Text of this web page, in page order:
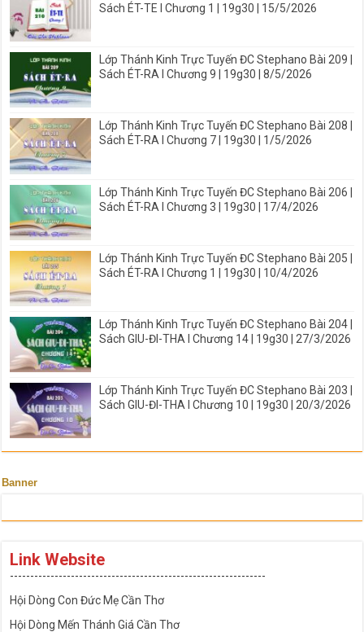
Sách ÉT-TE I Chương 1 | 19g30 | 15/5/2026
Lớp Thánh Kinh Trực Tuyến ĐC Stephano Bài 209 |
Sách ÉT-RA I Chương 9 | 19g30 | 8/5/2026
Lớp Thánh Kinh Trực Tuyến ĐC Stephano Bài 208 |
Sách ÉT-RA I Chương 7 | 19g30 | 1/5/2026
Lớp Thánh Kinh Trực Tuyến ĐC Stephano Bài 206 |
Sách ÉT-RA I Chương 3 | 19g30 | 17/4/2026
Lớp Thánh Kinh Trực Tuyến ĐC Stephano Bài 205 |
Sách ÉT-RA I Chương 1 | 19g30 | 10/4/2026
Lớp Thánh Kinh Trực Tuyến ĐC Stephano Bài 204 |
Sách GIU-ĐI-THA I Chương 14 | 19g30 | 27/3/2026
Lớp Thánh Kinh Trực Tuyến ĐC Stephano Bài 203 |
Sách GIU-ĐI-THA I Chương 10 | 19g30 | 20/3/2026
Banner
Link Website
---------------------------------------------------------------
Hội Dòng Con Đức Mẹ Cần Thơ
Hội Dòng Mến Thánh Giá Cần Thơ